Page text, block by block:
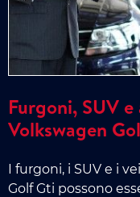
Furgoni, SUV
Volkswagen
I furgoni, i SUV e i
Golf Gti possono